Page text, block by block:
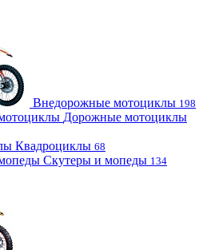
Внедорожные мотоциклы 198
Дорожные мотоциклы
Квадроциклы 68
Скутеры и мопеды 134